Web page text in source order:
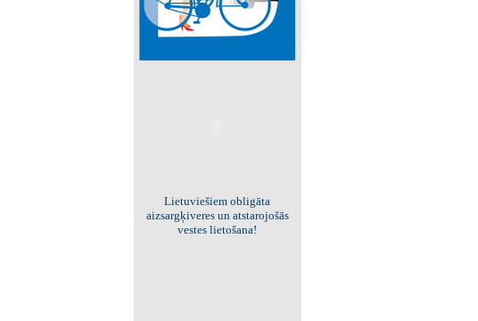
Viss par "Kritisko masu"!
Kolekcionējam saites uz resursiem
internetā!